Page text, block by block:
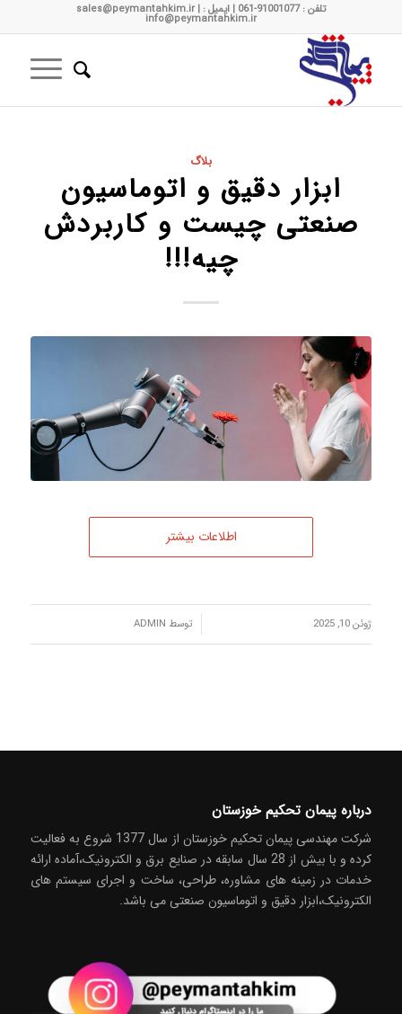
تلفن : 91001077-061 | ایمیل : sales@peymantahkim.ir |
info@peymantahkim.ir
بلاگ
ابزار دقیق و اتوماسیون
صنعتی چیست و کاربردش
چیه!!!
اطلاعات بیشتر
ژوئن 10, 2025 توسط ADMIN
درباره پیمان تحکیم خوزستان
شركت مهندسی پیمان تحکیم خوزستان از سال 1377 شروع به فعاليت
كرده و با بیش از 28 سال سابقه در صنايع برق و الکترونیک،آماده ارائه
خدمات در زمینه های مشاوره، طراحی، ساخت و اجرای سیستم های
الکترونیک،ابزار دقیق و اتوماسیون صنعتی می باشد.